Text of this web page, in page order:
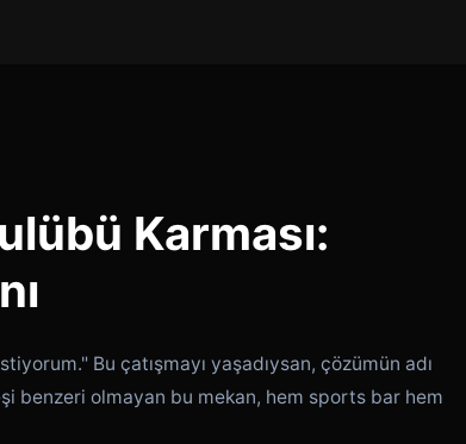
Karması:
Bu çatışmayı yaşadıysan, çözümün adı
benzeri olmayan bu mekan, hem sports bar hem